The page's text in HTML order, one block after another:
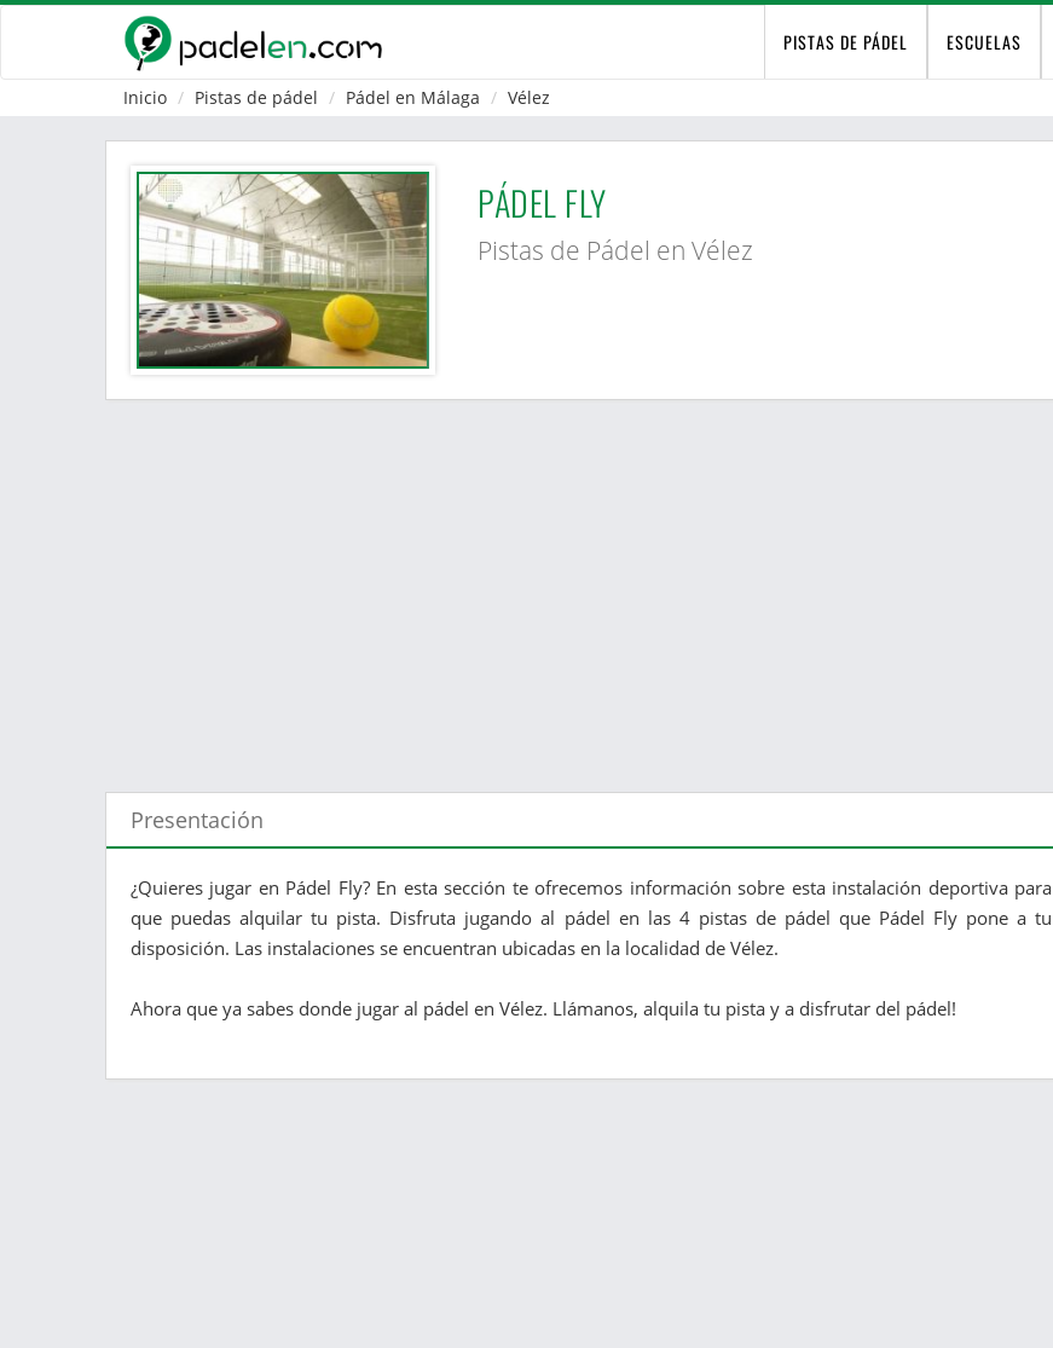
PISTAS DE PÁDEL ESCUELAS
Inicio Pistas de pádel Pádel en Málaga Vélez
PÁDEL FLY
Pistas de Pádel en Vélez
Presentación
¿Quieres jugar en Pádel Fly? En esta sección te ofrecemos información sobre esta instalación deportiva para
que puedas alquilar tu pista. Disfruta jugando al pádel en las 4 pistas de pádel que Pádel Fly pone a tu
disposición. Las instalaciones se encuentran ubicadas en la localidad de Vélez.
Ahora que ya sabes donde jugar al pádel en Vélez. Llámanos, alquila tu pista y a disfrutar del pádel!